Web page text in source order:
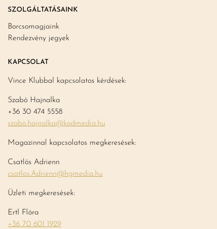
SZOLGÁLTATÁSAINK
Borcsomagjaink
Rendezvény jegyek
KAPCSOLAT
Vince Klubbal kapcsolatos kérdések:
Szabó Hajnalka
+36 30 474 5558
szabo.hajnalka@kodmedia.hu
Magazinnal kapcsolatos megkeresések:
Csatlós Adrienn
csatlos.Adrienn@hgmedia.hu
Üzleti megkeresések:
Ertl Flóra
+36 70 601 1929